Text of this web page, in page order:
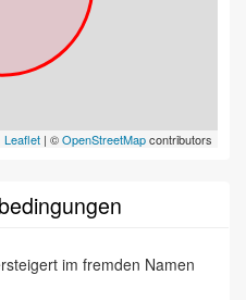
Leaflet | ©OpenStreetMapcontributors
im fremden Namen